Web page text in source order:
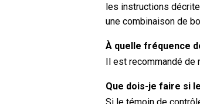
les instructions
une combinaison de
À quelle fréquence
Il est recommandé de
Que dois-je faire si